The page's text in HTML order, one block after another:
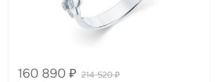
160 890 ₽ 214 520₽